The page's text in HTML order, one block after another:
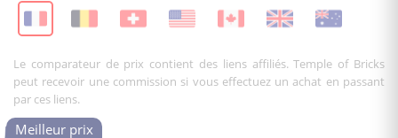
Le comparateur de prix contient des liens affiliés. Temple of Bricks
peut recevoir une commission si vous effectuez un achat en passant
par ces liens.